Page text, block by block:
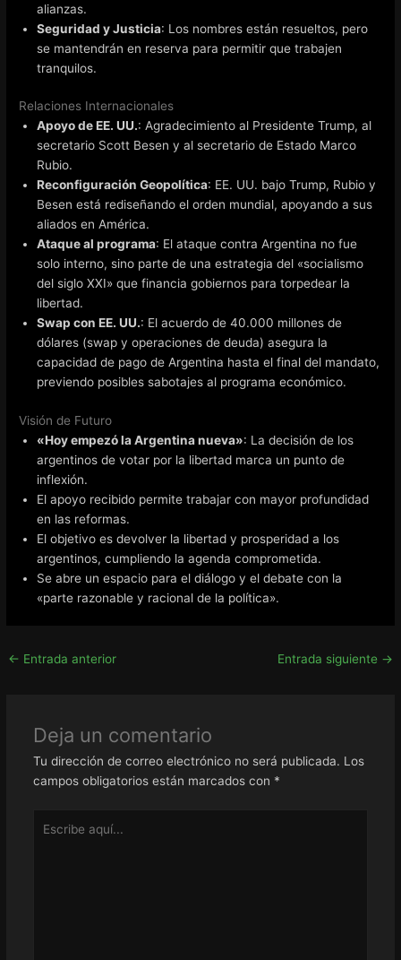
alianzas.
Seguridad y Justicia: Los nombres están resueltos, pero
se mantendrán en reserva para permitir que trabajen
tranquilos.
Relaciones Internacionales
Apoyo de EE. UU.: Agradecimiento al Presidente Trump, al
secretario Scott Besen y al secretario de Estado Marco
Rubio.
Reconfiguración Geopolítica: EE. UU. bajo Trump, Rubio y
Besen está rediseñando el orden mundial, apoyando a sus
aliados en América.
Ataque al programa: El ataque contra Argentina no fue
solo interno, sino parte de una estrategia del «socialismo
del siglo XXI» que financia gobiernos para torpedear la
libertad.
Swap con EE. UU.: El acuerdo de 40.000 millones de
dólares (swap y operaciones de deuda) asegura la
capacidad de pago de Argentina hasta el final del mandato,
previendo posibles sabotajes al programa económico.
Visión de Futuro
«Hoy empezó la Argentina nueva»: La decisión de los
argentinos de votar por la libertad marca un punto de
inflexión.
El apoyo recibido permite trabajar con mayor profundidad
en las reformas.
El objetivo es devolver la libertad y prosperidad a los
argentinos, cumpliendo la agenda comprometida.
Se abre un espacio para el diálogo y el debate con la
«parte razonable y racional de la política».
← Entrada anterior Entrada siguiente →
Deja un comentario
Tu dirección de correo electrónico no será publicada. Los
campos obligatorios están marcados con *
aquí...